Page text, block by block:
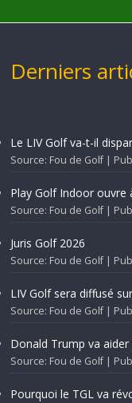
Derniers
Le LIV Golf va-t-il
Source: Fou de Golf
Play Golf Indoor ouvre
Source: Fou de Golf
Juris Golf 2026
Source: Fou de Golf
LIV Golf sera diffusé
Source: Fou de Golf
Donald Trump va
Source: Fou de Golf
Pourquoi le TGL va